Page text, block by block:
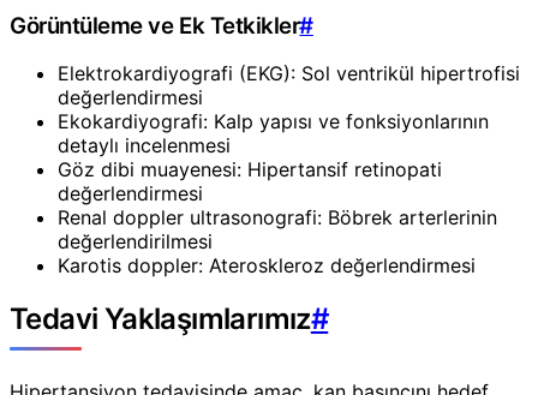
Görüntüleme ve Ek Tetkikler#
Elektrokardiyografi (EKG): Sol ventrikül hipertrofisi
değerlendirmesi
Ekokardiyografi: Kalp yapısı ve fonksiyonlarının
detaylı incelenmesi
Göz dibi muayenesi: Hipertansif retinopati
değerlendirmesi
Renal doppler ultrasonografi: Böbrek arterlerinin
değerlendirilmesi
Karotis doppler: Ateroskleroz değerlendirmesi
Tedavi Yaklaşımlarımız#